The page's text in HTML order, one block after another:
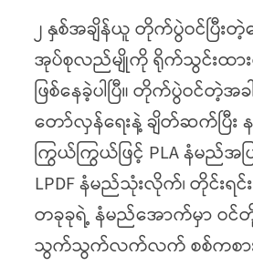
၂ နှစ်အချိန်ယူ တိုက်ပွဲဝင်ပြီး
အုပ်စုလည်မျိုကို ရိုက်သွင်းထား
ဖြစ်နေခဲ့ပါပြီ။ တိုက်ပွဲဝင်တဲ့အခ
တော်လှန်ရေးနဲ့ ချိတ်ဆက်ပြီး
ကြွယ်ကြွယ်ဖြင့် PLA နံမည်အပ
LPDF နံမည်သုံးလိုက်၊ တိုင်းရ
တခုခုရဲ့ နံမည်အောက်မှာ ဝ
သွက်သွက်လက်လက် စစ်ကစာ